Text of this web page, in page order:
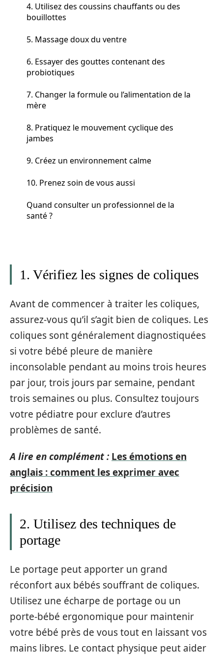
4. Utilisez des coussins chauffants ou des
bouillottes
5. Massage doux du ventre
6. Essayer des gouttes contenant des
probiotiques
7. Changer la formule ou l’alimentation de la
mère
8. Pratiquez le mouvement cyclique des
jambes
9. Créez un environnement calme
10. Prenez soin de vous aussi
Quand consulter un professionnel de la
santé ?
1. Vérifiez les signes de coliques
Avant de commencer à traiter les coliques,
assurez-vous qu’il s’agit bien de coliques. Les
coliques sont généralement diagnostiquées
si votre bébé pleure de manière
inconsolable pendant au moins trois heures
par jour, trois jours par semaine, pendant
trois semaines ou plus. Consultez toujours
votre pédiatre pour exclure d’autres
problèmes de santé.
A lire en complément : Les émotions en
anglais : comment les exprimer avec
précision
2. Utilisez des techniques de
portage
Le portage peut apporter un grand
réconfort aux bébés souffrant de coliques.
Utilisez une écharpe de portage ou un
porte-bébé ergonomique pour maintenir
votre bébé près de vous tout en laissant vos
mains libres. Le contact physique peut aider